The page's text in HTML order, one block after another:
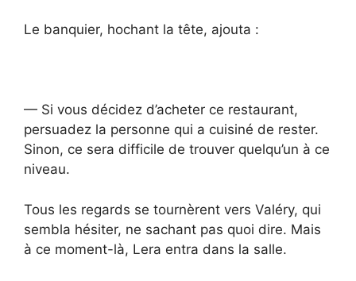
Le banquier, hochant la tête, ajouta :
— Si vous décidez d’acheter ce restaurant,
persuadez la personne qui a cuisiné de rester.
Sinon, ce sera difficile de trouver quelqu’un à ce
niveau.
Tous les regards se tournèrent vers Valéry, qui
sembla hésiter, ne sachant pas quoi dire. Mais
à ce moment-là, Lera entra dans la salle.